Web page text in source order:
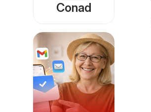
Conad